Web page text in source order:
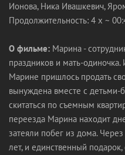
Ионова, Ника Ивашкевич,
Продолжительность: 4 x ~
О фильме: Марина -
праздников и мать-
Марине пришлось продать
вынуждена вместе с
скитаться по съемным
переезда Марина находит
затеяли побег из дома.
лет, и единственный